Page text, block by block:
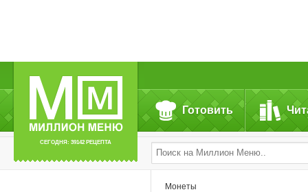
СЕГОДНЯ: 39142 РЕЦЕПТА
Готовить
Монеты